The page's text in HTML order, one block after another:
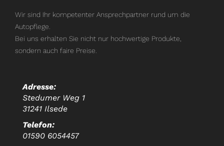
Wir sind Ihr kompetenter Ansprechpartner rund um die
Autopflege.
Bei uns erhalten Sie nicht nur hochwertige Produkte,
sondern auch faire Preise.
Adresse:
Stedumer Weg 1
31241 Ilsede
Telefon:
01590 6054457